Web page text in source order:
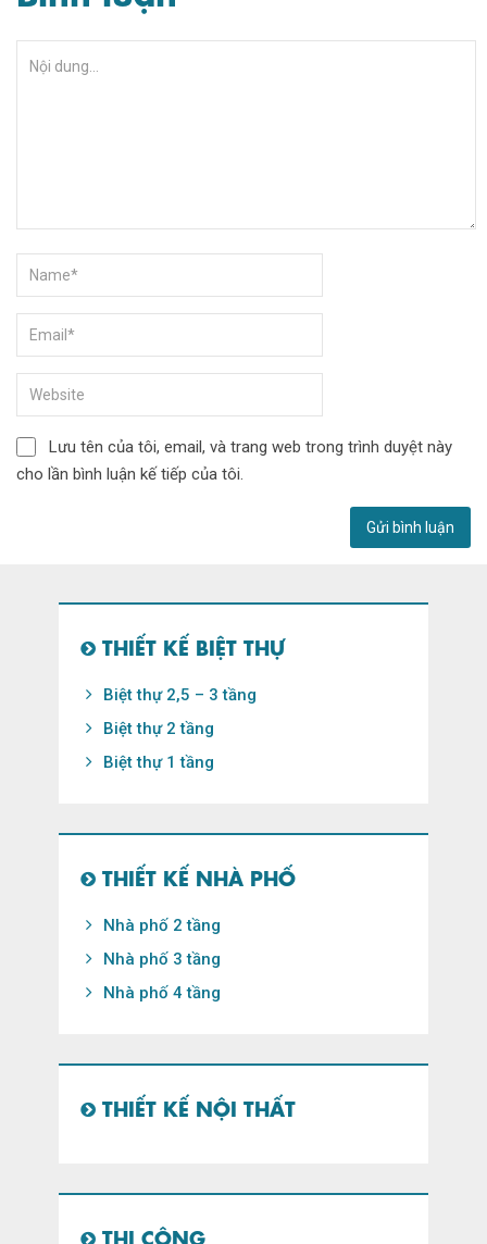
Lưu tên của tôi, email, và trang web trong trình duyệt này
cho lần bình luận kế tiếp của tôi.
THIẾT KẾ BIỆT THỰ
Biệt thự 2,5 – 3 tầng
Biệt thự 2 tầng
Biệt thự 1 tầng
THIẾT KẾ NHÀ PHỐ
Nhà phố 2 tầng
Nhà phố 3 tầng
Nhà phố 4 tầng
THIẾT KẾ NỘI THẤT
THI CÔNG